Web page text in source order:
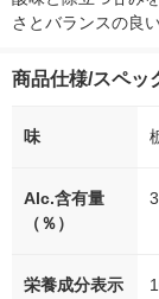
さとバランスの良
商品仕様/スペッ
味
Alc.含有量
（％）
栄養成分表示